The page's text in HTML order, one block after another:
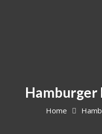
Hamburger
Home